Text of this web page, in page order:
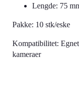
Lengde: 75
Pakke: 10 stk/eske
Kompatibilitet:
kameraer